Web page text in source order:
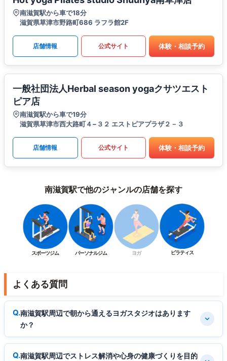
南滋賀駅から車で18分
滋賀県草津市野路町686 ラフラ館2F
店舗情報 公式サイト 体験・相談予約
一般社団法人Herbal season yogaクサツエスト
ピア店
南滋賀駅から車で19分
滋賀県草津市西大路町４−３２ エストピアプラザ２－３
店舗情報 公式サイト 体験・相談予約
南滋賀駅で他のジャンルの店舗を探す
スポーツジム パーソナルジム ヨガ ピラティス
よくある質問
南滋賀駅周辺で朝から通えるヨガスタジオはあります
か？
南滋賀駅周辺でストレス解消や心身の健康づくりを目的